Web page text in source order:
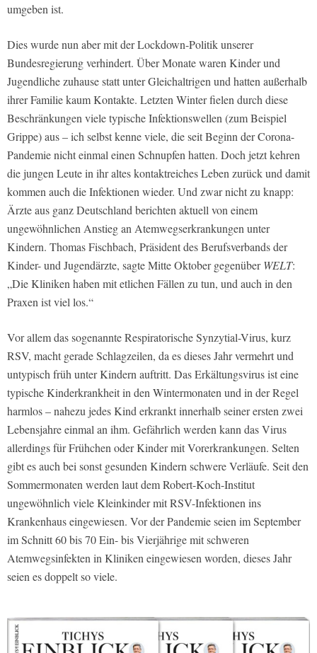
umgeben ist.
Dies wurde nun aber mit der Lockdown-Politik unserer
Bundesregierung verhindert. Über Monate waren Kinder und
Jugendliche zuhause statt unter Gleichaltrigen und hatten außerhalb
ihrer Familie kaum Kontakte. Letzten Winter fielen durch diese
Beschränkungen viele typische Infektionswellen (zum Beispiel
Grippe) aus – ich selbst kenne viele, die seit Beginn der Corona-
Pandemie nicht einmal einen Schnupfen hatten. Doch jetzt kehren
die jungen Leute in ihr altes kontaktreiches Leben zurück und damit
kommen auch die Infektionen wieder. Und zwar nicht zu knapp:
Ärzte aus ganz Deutschland berichten aktuell von einem
ungewöhnlichen Anstieg an Atemwegserkrankungen unter
Kindern. Thomas Fischbach, Präsident des Berufsverbands der
Kinder- und Jugendärzte, sagte Mitte Oktober gegenüberWELT:
„Die Kliniken haben mit etlichen Fällen zu tun, und auch in den
Praxen ist viel los.“
Vor allem das sogenannte Respiratorische Synzytial-Virus, kurz
RSV, macht gerade Schlagzeilen, da es dieses Jahr vermehrt und
untypisch früh unter Kindern auftritt. Das Erkältungsvirus ist eine
typische Kinderkrankheit in den Wintermonaten und in der Regel
harmlos – nahezu jedes Kind erkrankt innerhalb seiner ersten zwei
Lebensjahre einmal an ihm. Gefährlich werden kann das Virus
allerdings für Frühchen oder Kinder mit Vorerkrankungen. Selten
gibt es auch bei sonst gesunden Kindern schwere Verläufe. Seit den
Sommermonaten werden laut dem Robert-Koch-Institut
ungewöhnlich viele Kleinkinder mit RSV-Infektionen ins
Krankenhaus eingewiesen. Vor der Pandemie seien im September
im Schnitt 60 bis 70 Ein- bis Vierjährige mit schweren
Atemwegsinfekten in Kliniken eingewiesen worden, dieses Jahr
seien es doppelt so viele.